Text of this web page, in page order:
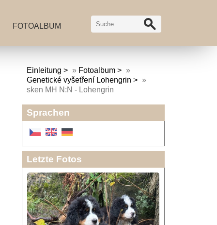
FOTOALBUM
Einleitung » Fotoalbum
»
Genetické vyšetření Lohengrin
»
sken MH N:N - Lohengrin
Sprachen
Letzte Fotos